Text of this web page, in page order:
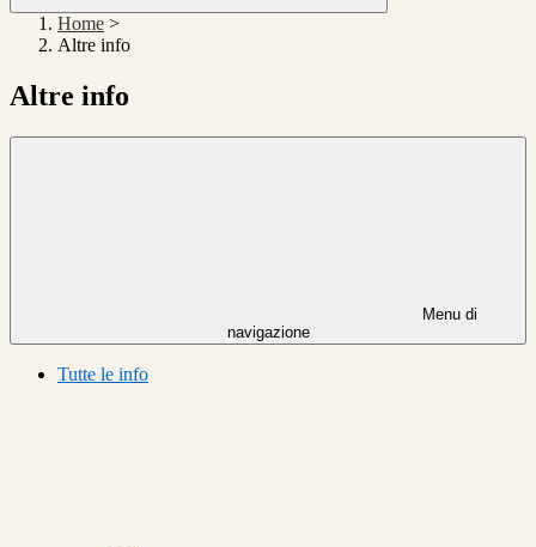
Home >
Altre info
Altre info
Menu di
navigazione
Tutte le info